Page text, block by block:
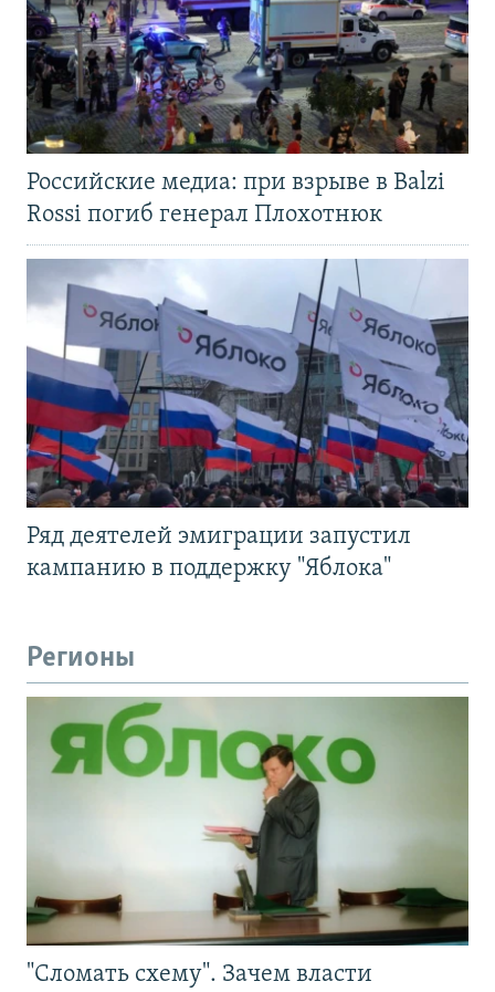
Российские медиа: при взрыве в Balzi
Rossi погиб генерал Плохотнюк
Ряд деятелей эмиграции запустил
кампанию в поддержку "Яблока"
Регионы
"Сломать схему". Зачем власти